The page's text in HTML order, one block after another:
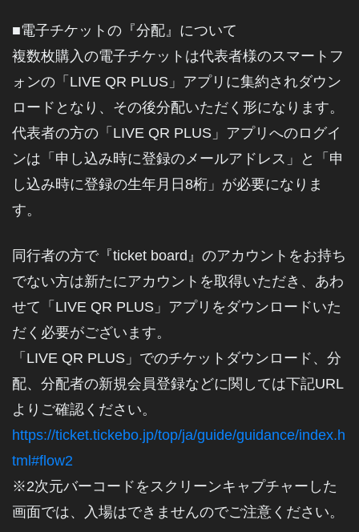
■電子チケットの『分配』について
複数枚購入の電子チケットは代表者様のスマートフ
ォンの「LIVE QR PLUS」アプリに集約されダウン
ロードとなり、その後分配いただく形になります。
代表者の方の「LIVE QR PLUS」アプリへのログイ
ンは「申し込み時に登録のメールアドレス」と「申
し込み時に登録の生年月日8桁」が必要になりま
す。
同行者の方で『ticket board』のアカウントをお持ち
でない方は新たにアカウントを取得いただき、あわ
せて「LIVE QR PLUS」アプリをダウンロードいた
だく必要がございます。
「LIVE QR PLUS」でのチケットダウンロード、分
配、分配者の新規会員登録などに関しては下記URL
よりご確認ください。
https://ticket.tickebo.jp/top/ja/guide/guidance/index.h
tml#flow2
※2次元バーコードをスクリーンキャプチャーした
画面では、入場はできませんのでご注意ください。